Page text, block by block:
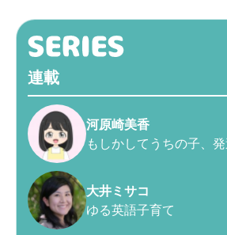
連載
河原崎美香
もしかしてうちの子、
大井ミサコ
ゆる英語子育て